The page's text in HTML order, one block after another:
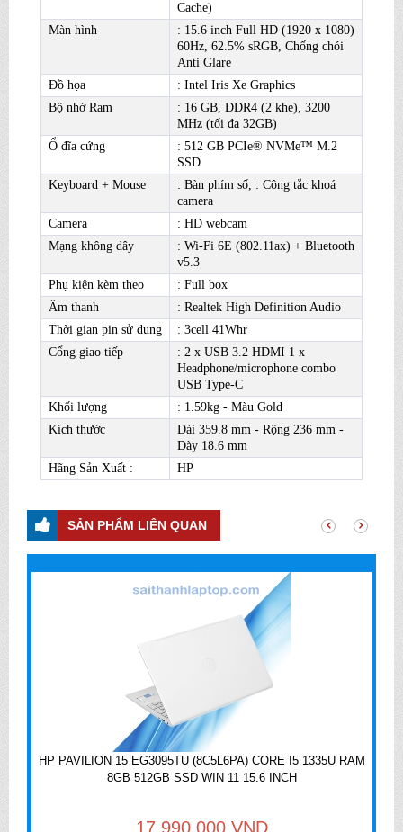
Cache)
Màn hình
: 15.6 inch Full HD (1920 x 1080)
60Hz, 62.5% sRGB, Chống chói
Anti Glare
Đồ họa
: Intel Iris Xe Graphics
Bộ nhớ Ram
: 16 GB, DDR4 (2 khe), 3200
MHz (tối đa 32GB)
Ổ đĩa cứng
: 512 GB PCIe® NVMe™ M.2
SSD
Keyboard + Mouse
: Bàn phím số, : Công tắc khoá
camera
Camera
: HD webcam
Mạng không dây
: Wi-Fi 6E (802.11ax) + Bluetooth
v5.3
Phụ kiện kèm theo
: Full box
Âm thanh
: Realtek High Definition Audio
Thời gian pin sử dụng
: 3cell 41Whr
Cổng giao tiếp
: 2 x USB 3.2 HDMI 1 x
Headphone/microphone combo
USB Type-C
Khối lượng
: 1.59kg - Màu Gold
Kích thước
Dài 359.8 mm - Rộng 236 mm -
Dày 18.6 mm
Hãng Sản Xuất :
HP
SẢN PHẨM LIÊN QUAN
HP PAVILION 15 EG3095TU (8C5L6PA) CORE I5 1335U RAM
8GB 512GB SSD WIN 11 15.6 INCH
17.990.000 VND